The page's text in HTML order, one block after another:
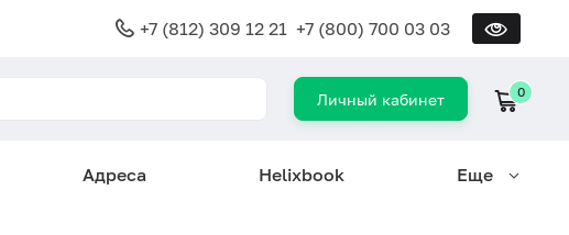
+7 (812) 309 12 21 +7 (800) 700 03 03
Личный кабинет 0
Адреса Helixbook Еще